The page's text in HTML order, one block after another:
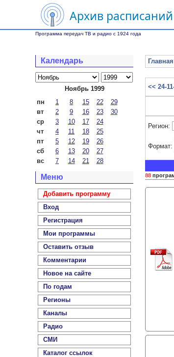
Архив
Программа передач ТВ и радио с 1924 года
Календарь
Ноябрь 1999
пн
1 8 15 22
29
вт
2 9 16 23
30
ср
3 10 17
24
чт
4 11 18
25
пт
5 12 19
26
сб
6 13 20
27
вс
7 14 21 28
Меню
Добавить программу
Вход
Регистрация
Мои программы
Оставить отзыв
Комментарии
Новое на сайте
По годам
Регионы
Каналы
Радио
СМИ
Каталог ссылок
Главная
<< 24-
Регион:
Формат:
88